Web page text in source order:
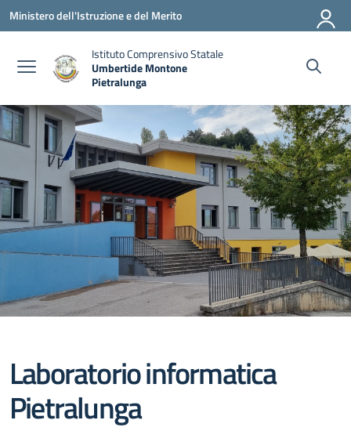
Vai ai contenuti
Vai al menu di navigazione
Vai al footer
Ministero dell'Istruzione e del Merito
Istituto Comprensivo Statale
Umbertide Montone
Pietralunga
Laboratorio informatica
Pietralunga